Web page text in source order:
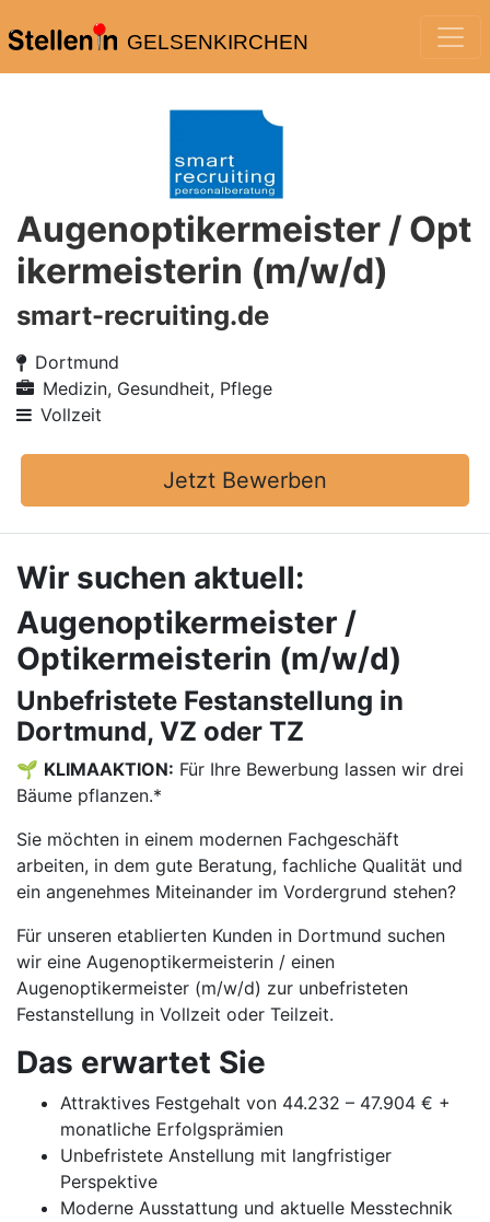
GELSENKIRCHEN
Augenoptikermeister / Opt
ikermeisterin (m/w/d)
smart-recruiting.de
Dortmund
Medizin, Gesundheit, Pflege
Vollzeit
Jetzt Bewerben
Wir suchen aktuell:
Augenoptikermeister /
Optikermeisterin (m/w/d)
Unbefristete Festanstellung in
Dortmund, VZ oder TZ
🌱 KLIMAAKTION: Für Ihre Bewerbung lassen wir drei
Bäume pflanzen.*
Sie möchten in einem modernen Fachgeschäft
arbeiten, in dem gute Beratung, fachliche Qualität und
ein angenehmes Miteinander im Vordergrund stehen?
Für unseren etablierten Kunden in Dortmund suchen
wir eine Augenoptikermeisterin / einen
Augenoptikermeister (m/w/d) zur unbefristeten
Festanstellung in Vollzeit oder Teilzeit.
Das erwartet Sie
Attraktives Festgehalt von 44.232 – 47.904 € +
monatliche Erfolgsprämien
Unbefristete Anstellung mit langfristiger
Perspektive
Moderne Ausstattung und aktuelle Messtechnik